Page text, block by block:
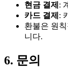
현금 결제 :
카드 결제 :
환불은 원
니다.
6. 문의